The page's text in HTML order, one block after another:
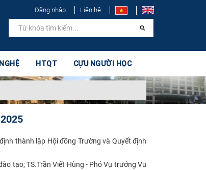
Đăng nhập Liên hệ
HTQT CỰU NGƯỜI HỌC
thành lập Hội đồng Trường và Quyết định
tạo; TS.Trần Viết Hùng - Phó Vụ trưởng Vụ